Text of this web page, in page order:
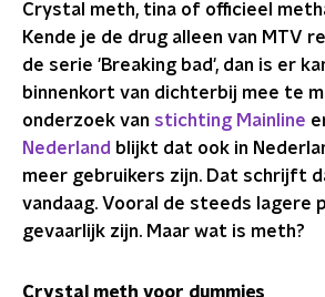
Crystal meth, tina of officieel
Kende je de drug alleen van MTV
de serie 'Breaking bad', dan is er
binnenkort van dichterbij mee te
onderzoek van stichting Mainline
Nederland blijkt dat ook in
meer gebruikers zijn. Dat schrijft
vandaag. Vooral de steeds lagere
gevaarlijk zijn. Maar wat is meth?
Crystal meth voor dummies